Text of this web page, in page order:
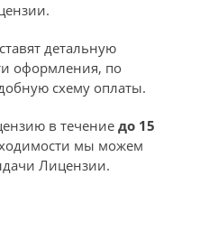
детальную
оформления, по
схему оплаты.
в течениедо 15
мы можем
Лицензии.